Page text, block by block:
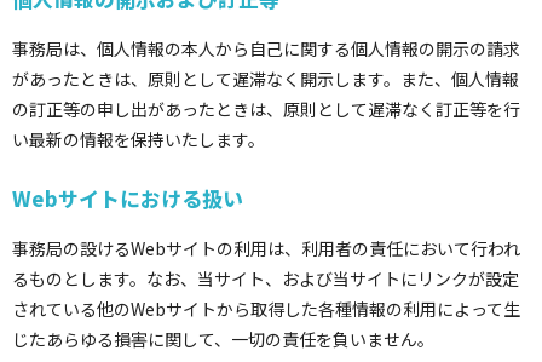
事務局は、個人情報の本人から自己に関する個人情報の開示の請求
があったときは、原則として遅滞なく開示します。また、個人情報
の訂正等の申し出があったときは、原則として遅滞なく訂正等を行
い最新の情報を保持いたします。
Webサイトにおける扱い
事務局の設けるWebサイトの利用は、利用者の責任において行われ
るものとします。なお、当サイト、および当サイトにリンクが設定
されている他のWebサイトから取得した各種情報の利用によって生
じたあらゆる損害に関して、一切の責任を負いません。